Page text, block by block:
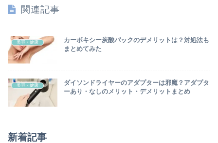
関連記事
美容・健康
カーボキシー炭酸パックのデメリットは？対処法も
まとめてみた
美容・健康
ダイソンドライヤーのアダプターは邪魔？アダプタ
ーあり・なしのメリット・デメリットまとめ
新着記事